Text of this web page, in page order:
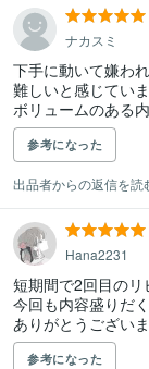
ナカスミ
下手に動いて嫌わ
難しいと感じていま
参考になった
出品者からの返信を読
Hana2231
短期間で2回目のリ
今回も内容盛りだ
ありがとうござい
参考になった